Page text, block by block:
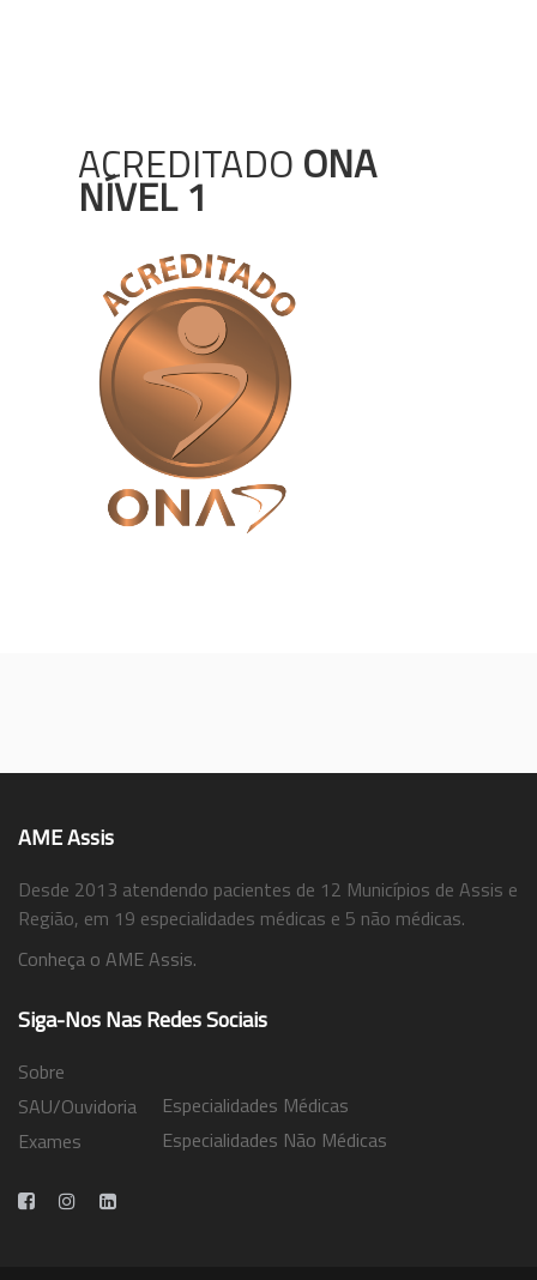
ACREDITADO ONA
NÍVEL 1
AME Assis
Desde 2013 atendendo pacientes de 12 Municípios de Assis e
Região, em 19 especialidades médicas e 5 não médicas.
Conheça o AME Assis.
Siga-Nos Nas Redes Sociais
Sobre
SAU/Ouvidoria
Exames
Especialidades Médicas
Especialidades Não Médicas